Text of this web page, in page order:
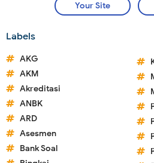
Your Site
Labels
AKG
AKM
Akreditasi
ANBK
ARD
Asesmen
Bank Soal